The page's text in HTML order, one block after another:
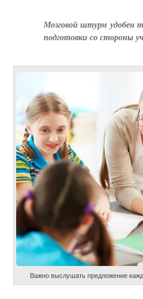
Мозговой штурм удобен
подготовки со стороны
Важно выслушать предложение